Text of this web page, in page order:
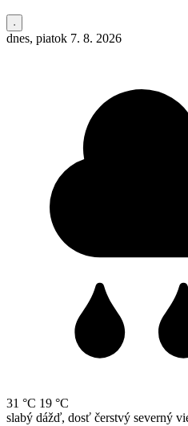
dnes, piatok 7. 8. 2026
31 °C 19 °C
slabý dážď, dosť čerstvý severný